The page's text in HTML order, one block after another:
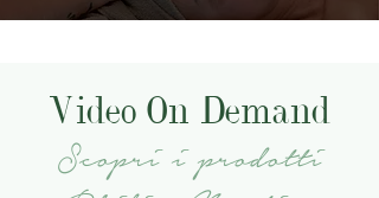
Video On Demand
Scopri i prodotti